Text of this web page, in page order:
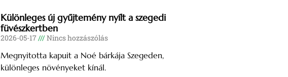
Különleges új gyűjtemény nyílt a szegedi
füvészkertben
2026-05-17 Nincs hozzászólás
Megnyitotta kapuit a Noé bárkája Szegeden,
különleges növényeket kínál.